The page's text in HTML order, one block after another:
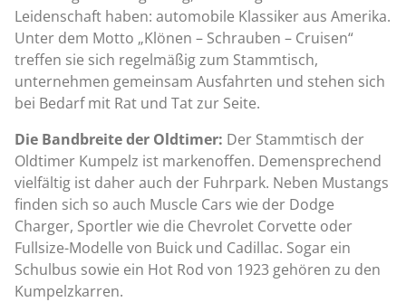
Leidenschaft haben: automobile Klassiker aus Amerika.
Unter dem Motto „Klönen – Schrauben – Cruisen“
treffen sie sich regelmäßig zum Stammtisch,
unternehmen gemeinsam Ausfahrten und stehen sich
bei Bedarf mit Rat und Tat zur Seite.
Die Bandbreite der Oldtimer: Der Stammtisch der
Oldtimer Kumpelz ist markenoffen. Demensprechend
vielfältig ist daher auch der Fuhrpark. Neben Mustangs
finden sich so auch Muscle Cars wie der Dodge
Charger, Sportler wie die Chevrolet Corvette oder
Fullsize-Modelle von Buick und Cadillac. Sogar ein
Schulbus sowie ein Hot Rod von 1923 gehören zu den
Kumpelzkarren.